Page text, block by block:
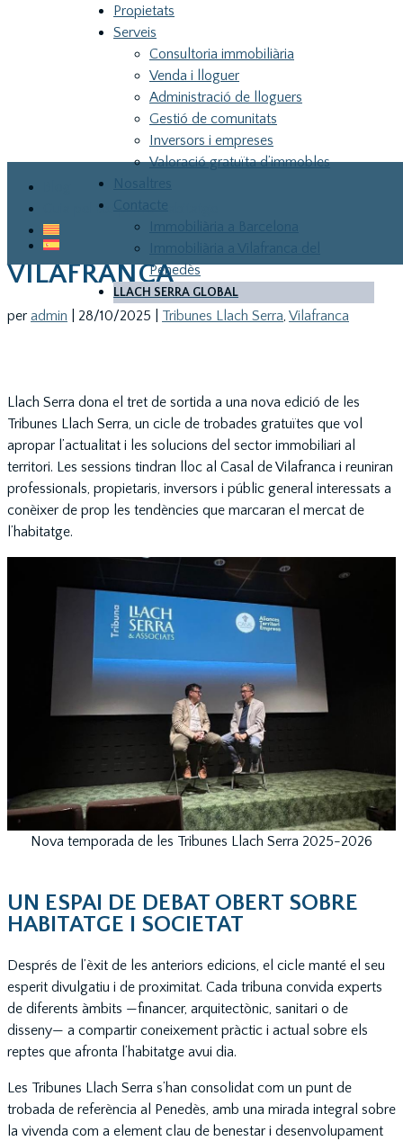
Guia pel teu primer habitatge
Propietats
Serveis
Consultoria immobiliària
Venda i lloguer
Administració de lloguers
Gestió de comunitats
Inversors i empreses
Valoració gratuïta d’immobles
Nosaltres
Contacte
Immobiliària a Barcelona
Immobiliària a Vilafranca del
Penedès
LLACH SERRA GLOBAL
TRIBUNES LLACH SERRA
INICIA LA TEMPORADA 2025 /
2026 AL CASAL DE
VILAFRANCA
per admin 28/10/2025 Tribunes Llach Serra, Vilafranca
Llach Serra dona el tret de sortida a una nova edició de les
Tribunes Llach Serra, un cicle de trobades gratuïtes que vol
apropar l’actualitat i les solucions del sector immobiliari al
territori. Les sessions tindran lloc al Casal de Vilafranca i reuniran
professionals, propietaris, inversors i públic general interessats a
conèixer de prop les tendències que marcaran el mercat de
l’habitatge.
Nova temporada de les Tribunes Llach Serra 2025-2026
UN ESPAI DE DEBAT OBERT SOBRE
HABITATGE I SOCIETAT
Després de l’èxit de les anteriors edicions, el cicle manté el seu
esperit divulgatiu i de proximitat. Cada tribuna convida experts
de diferents àmbits —financer, arquitectònic, sanitari o de
disseny— a compartir coneixement pràctic i actual sobre els
reptes que afronta l’habitatge avui dia.
Les Tribunes Llach Serra s’han consolidat com un punt de
trobada de referència al Penedès, amb una mirada integral sobre
la vivenda com a element clau de benestar i desenvolupament